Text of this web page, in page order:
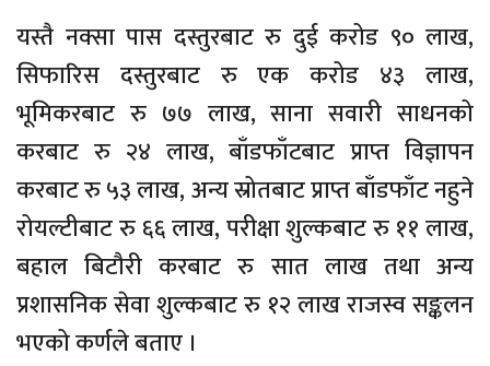
यस्तै नक्सा पास दस्तुरबाट रु दुई करोड ९० लाख,
सिफारिस दस्तुरबाट रु एक करोड ४३ लाख,
भूमिकरबाट रु ७७ लाख, साना सवारी साधनको
करबाट रु २४ लाख, बाँडफाँटबाट प्राप्त विज्ञापन
करबाट रु ५३ लाख, अन्य स्रोतबाट प्राप्त बाँडफाँट नहुने
रोयल्टीबाट रु ६६ लाख, परीक्षा शुल्कबाट रु ११ लाख,
बहाल बिटौरी करबाट रु सात लाख तथा अन्य
प्रशासनिक सेवा शुल्कबाट रु १२ लाख राजस्व सङ्कलन
भएको कर्णले बताए ।